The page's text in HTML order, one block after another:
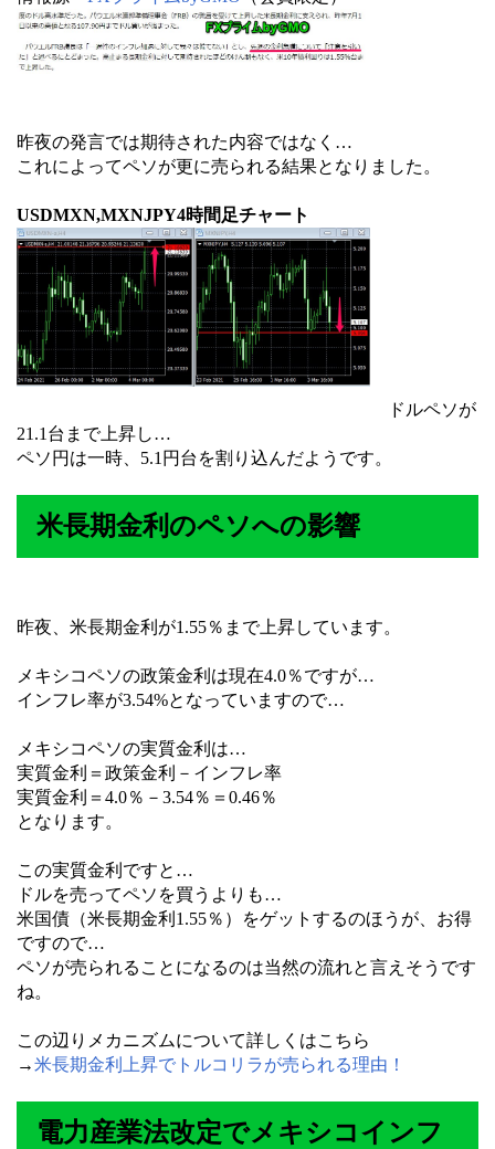
昨夜の発言では期待された内容ではなく…
これによってペソが更に売られる結果となりました。
USDMXN,MXNJPY4時間足チャート
ドルペソが
21.1台まで上昇し…
ペソ円は一時、5.1円台を割り込んだようです。
米長期金利のペソへの影響
昨夜、米長期金利が1.55％まで上昇しています。
メキシコペソの政策金利は現在4.0％ですが…
インフレ率が3.54%となっていますので…
メキシコペソの実質金利は…
実質金利＝政策金利－インフレ率
実質金利＝4.0％－3.54％＝0.46％
となります。
この実質金利ですと…
ドルを売ってペソを買うよりも…
米国債（米長期金利1.55％）をゲットするのほうが、お得
ですので…
ペソが売られることになるのは当然の流れと言えそうです
ね。
この辺りメカニズムについて詳しくはこちら
→米長期金利上昇でトルコリラが売られる理由！
電力産業法改定でメキシコインフ